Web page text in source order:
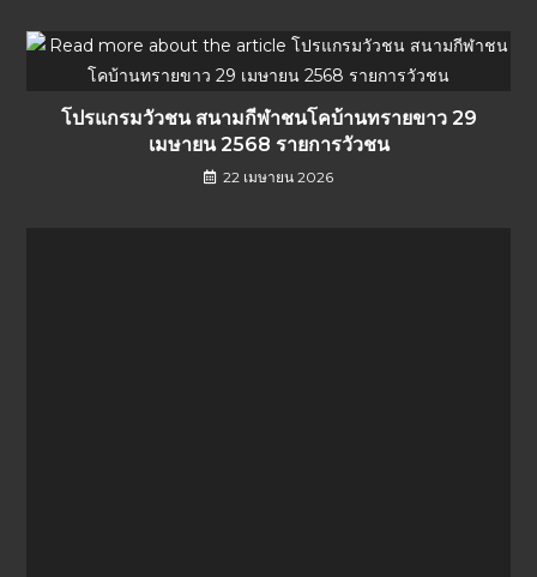
โปรแกรมวัวชน สนามกีฬาชนโคบ้านทรายขาว 29
เมษายน 2568 รายการวัวชน
22 เมษายน 2026